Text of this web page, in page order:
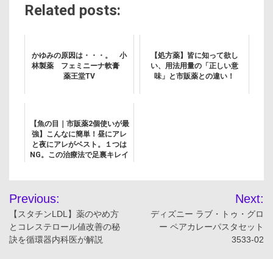
Related posts:
かゆみの原因は・・・。 小
林製薬 フェミニーナ軟膏
薬王堂TV
【処方薬】皆に知って欲し
い、用法用量の「正しい意
味」と市販薬との違い！
【魚の目｜市販薬2個使いが最
強】こんなに簡単！昼にアレ
と夜にアレがベスト。１つは
NG。この治療法で足裏キレイ
投
稿
ナ
Previous:
【スタチンLDL】薬のやめ方
とコレステロール値改善の秘
訣を循環器内科医が解説
Next:
ディズニー ラブ・トゥ・グロ
ー ペアカレーパスタセット
3533-02